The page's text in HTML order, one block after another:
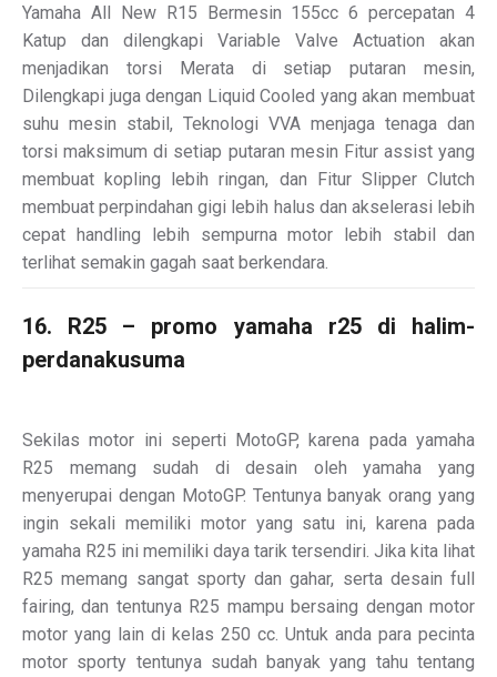
Yamaha All New R15 Bermesin 155cc 6 percepatan 4
Katup dan dilengkapi Variable Valve Actuation akan
menjadikan torsi Merata di setiap putaran mesin,
Dilengkapi juga dengan Liquid Cooled yang akan membuat
suhu mesin stabil, Teknologi VVA menjaga tenaga dan
torsi maksimum di setiap putaran mesin Fitur assist yang
membuat kopling lebih ringan, dan Fitur Slipper Clutch
membuat perpindahan gigi lebih halus dan akselerasi lebih
cepat handling lebih sempurna motor lebih stabil dan
terlihat semakin gagah saat berkendara.
16. R25 – promo yamaha r25 di halim-
perdanakusuma
Sekilas motor ini seperti MotoGP, karena pada yamaha
R25 memang sudah di desain oleh yamaha yang
menyerupai dengan MotoGP. Tentunya banyak orang yang
ingin sekali memiliki motor yang satu ini, karena pada
yamaha R25 ini memiliki daya tarik tersendiri. Jika kita lihat
R25 memang sangat sporty dan gahar, serta desain full
fairing, dan tentunya R25 mampu bersaing dengan motor
motor yang lain di kelas 250 cc. Untuk anda para pecinta
motor sporty tentunya sudah banyak yang tahu tentang